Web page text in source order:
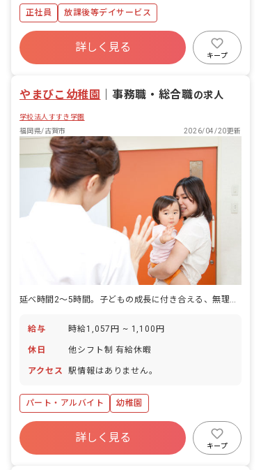
動の支援 ・身辺のお世話、送迎等
正社員 放課後等デイサービス
詳しく見る
キープ
やまびこ幼稚園 ｜事務職・総合職の求人
学校法人すすき学園
福岡県/古賀市
2026/04/20更新
延べ時間2～5時間。子どもの成長に付き合える、無理のない働き方。
給与 時給1,057円 ~ 1,100円
休日 他シフト制 有給休暇
アクセス 駅情報はありません。
パート・アルバイト 幼稚園
詳しく見る
キープ